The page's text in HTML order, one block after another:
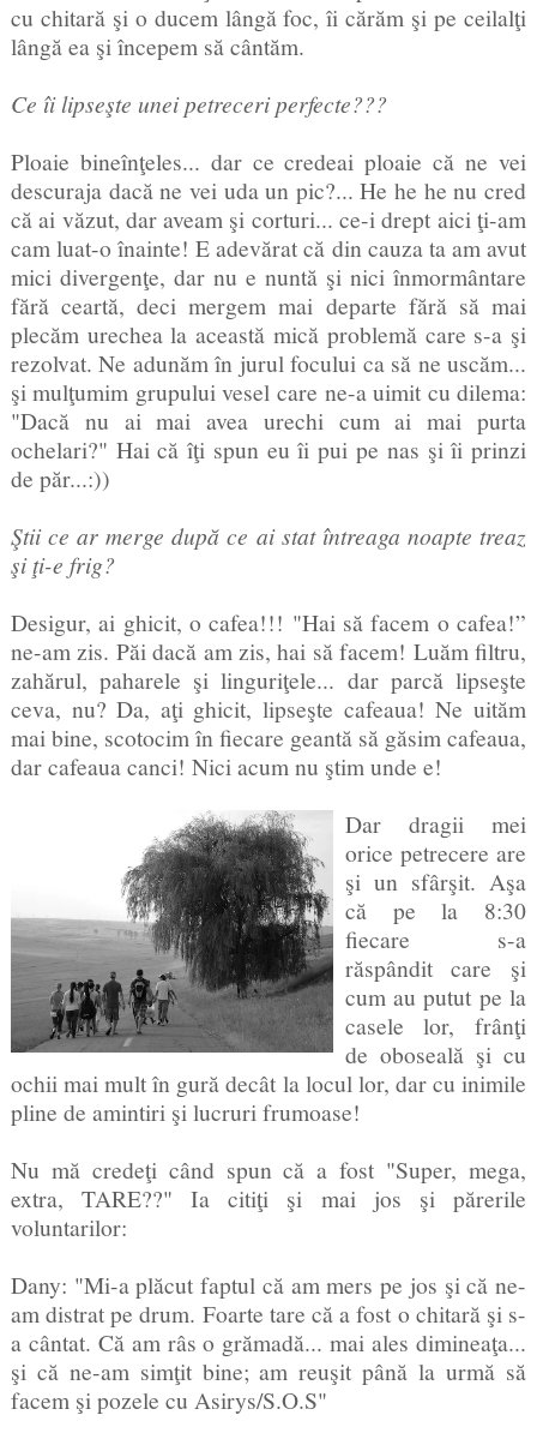
cu chitară şi o ducem lângă foc, îi cărăm şi pe ceilalţi
lângă ea şi începem să cântăm.
Ce îi lipseşte unei petreceri perfecte???
Ploaie bineînţeles... dar ce credeai ploaie că ne vei
descuraja dacă ne vei uda un pic?... He he he nu cred
că ai văzut, dar aveam şi corturi... ce-i drept aici ţi-am
cam luat-o înainte! E adevărat că din cauza ta am avut
mici divergenţe, dar nu e nuntă şi nici înmormântare
fără ceartă, deci mergem mai departe fără să mai
plecăm urechea la această mică problemă care s-a şi
rezolvat. Ne adunăm în jurul focului ca să ne uscăm...
şi mulţumim grupului vesel care ne-a uimit cu dilema:
"Dacă nu ai mai avea urechi cum ai mai purta
ochelari?" Hai că îţi spun eu îi pui pe nas şi îi prinzi
de păr...:))
Ştii ce ar merge după ce ai stat întreaga noapte treaz
şi ţi-e frig?
Desigur, ai ghicit, o cafea!!! "Hai să facem o cafea!”
ne-am zis. Păi dacă am zis, hai să facem! Luăm filtru,
zahărul, paharele şi linguriţele... dar parcă lipseşte
ceva, nu? Da, aţi ghicit, lipseşte cafeaua! Ne uităm
mai bine, scotocim în fiecare geantă să găsim cafeaua,
dar cafeaua canci! Nici acum nu ştim unde e!
Dar dragii mei
orice petrecere are
şi un sfârşit. Aşa
că pe la 8:30
fiecare s-a
răspândit care şi
cum au putut pe la
casele lor, frânţi
de oboseală şi cu
ochii mai mult în gură decât la locul lor, dar cu inimile
pline de amintiri şi lucruri frumoase!
Nu mă credeţi când spun că a fost "Super, mega,
extra, TARE??" Ia citiţi şi mai jos şi părerile
voluntarilor:
Dany: "Mi-a plăcut faptul că am mers pe jos şi că ne-
am distrat pe drum. Foarte tare că a fost o chitară şi s-
a cântat. Că am râs o grămadă... mai ales dimineaţa...
şi că ne-am simţit bine; am reuşit până la urmă să
facem şi pozele cu Asirys/S.O.S"